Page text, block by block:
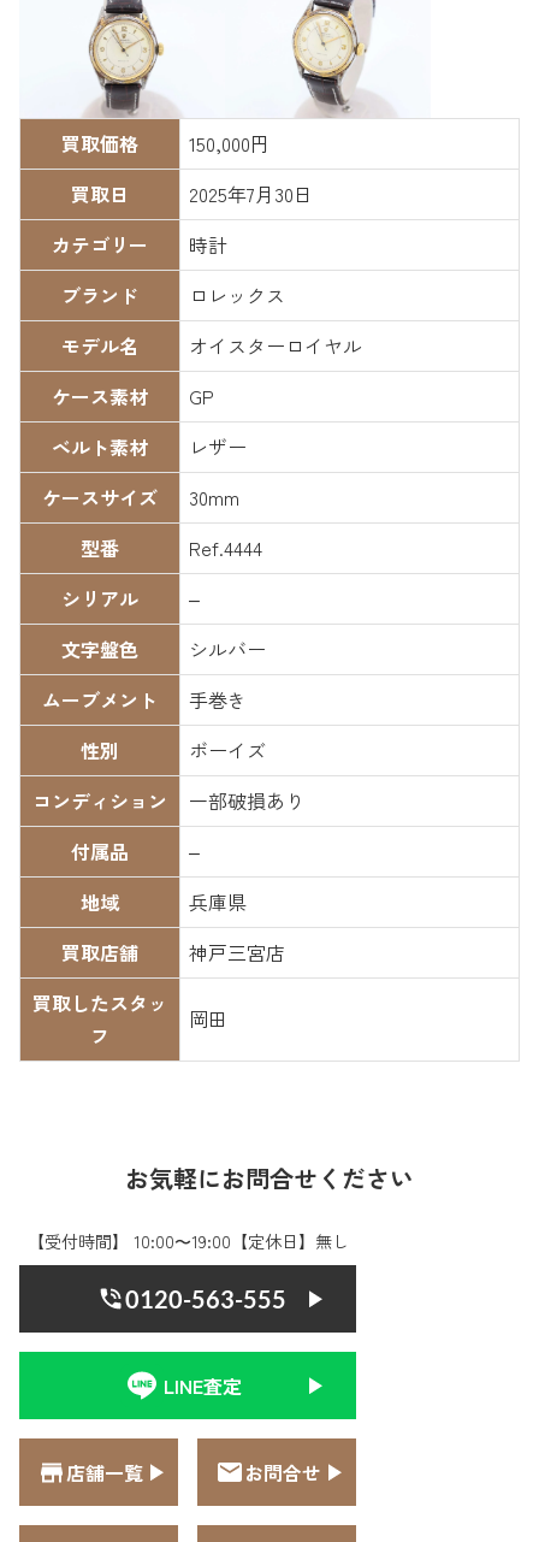
買取価格
150,000円
買取日
2025年7月30日
カテゴリー
時計
ブランド
ロレックス
モデル名
オイスターロイヤル
ケース素材
GP
ベルト素材
レザー
ケースサイズ
30mm
型番
Ref.4444
シリアル
–
文字盤色
シルバー
ムーブメント
手巻き
性別
ボーイズ
コンディション
一部破損あり
付属品
–
地域
兵庫県
買取店舗
神戸三宮店
買取したスタッ
フ
岡田
お気軽にお問合せください
【受付時間】 10:00〜19:00【定休日】無し
0120-563-555
LINE査定
店舗一覧 お問合せ